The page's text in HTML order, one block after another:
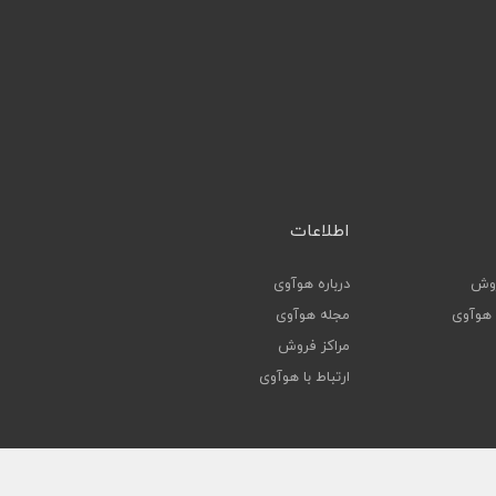
هوآوی
اطلاعات
درباره هوآوی
مجله هوآوی
مراکز فروش
ارتباط با هوآوی